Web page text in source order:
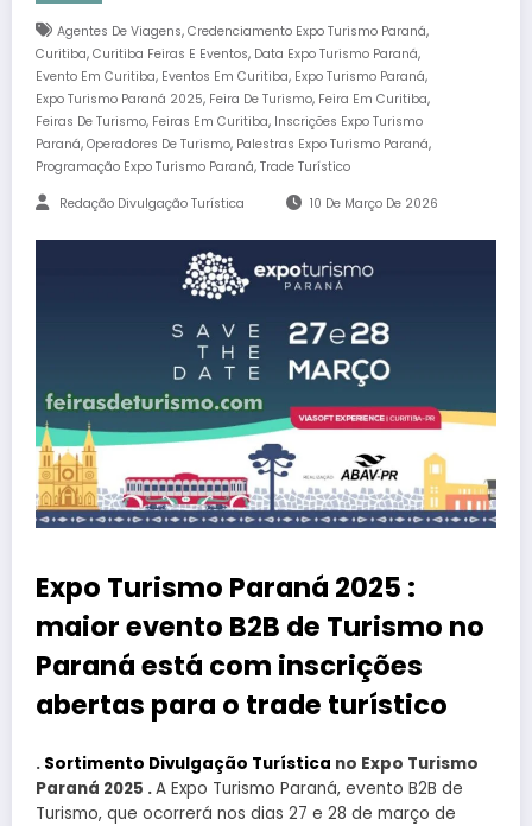
Agentes De Viagens, Credenciamento Expo Turismo Paraná,
Curitiba, Curitiba Feiras E Eventos, Data Expo Turismo Paraná,
Evento Em Curitiba, Eventos Em Curitiba, Expo Turismo Paraná,
Expo Turismo Paraná 2025, Feira De Turismo, Feira Em Curitiba,
Feiras De Turismo, Feiras Em Curitiba, Inscrições Expo Turismo
Paraná, Operadores De Turismo, Palestras Expo Turismo Paraná,
Programação Expo Turismo Paraná, Trade Turístico
Redação Divulgação Turística 10 De Março De 2026
Expo Turismo Paraná 2025 :
maior evento B2B de Turismo no
Paraná está com inscrições
abertas para o trade turístico
. Sortimento Divulgação Turística no Expo Turismo
Paraná 2025 .A Expo Turismo Paraná, evento B2B de
Turismo, que ocorrerá nos dias 27 e 28 de março de